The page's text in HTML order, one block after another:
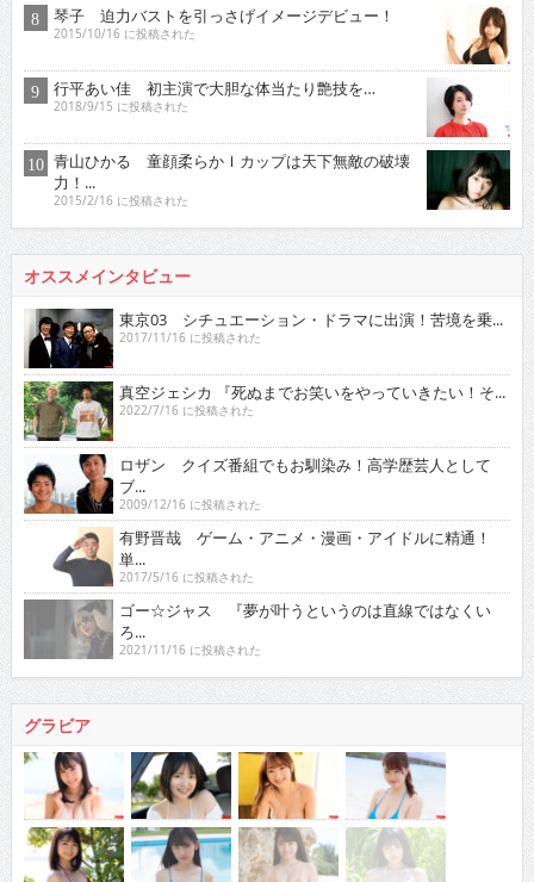
琴子 迫力バストを引っさげイメージデビュー！
2015/10/16 に投稿された
行平あい佳 初主演で大胆な体当たり艶技を…
2018/9/15 に投稿された
青山ひかる 童顔柔らかＩカップは天下無敵の破壊
力！...
2015/2/16 に投稿された
オススメインタビュー
東京03 シチュエーション・ドラマに出演！苦境を乗...
2017/11/16 に投稿された
真空ジェシカ 『死ぬまでお笑いをやっていきたい！そ...
2022/7/16 に投稿された
ロザン クイズ番組でもお馴染み！高学歴芸人として
ブ...
2009/12/16 に投稿された
有野晋哉 ゲーム・アニメ・漫画・アイドルに精通！
単...
2017/5/16 に投稿された
ゴー☆ジャス 『夢が叶うというのは直線ではなくい
ろ...
2021/11/16 に投稿された
グラビア